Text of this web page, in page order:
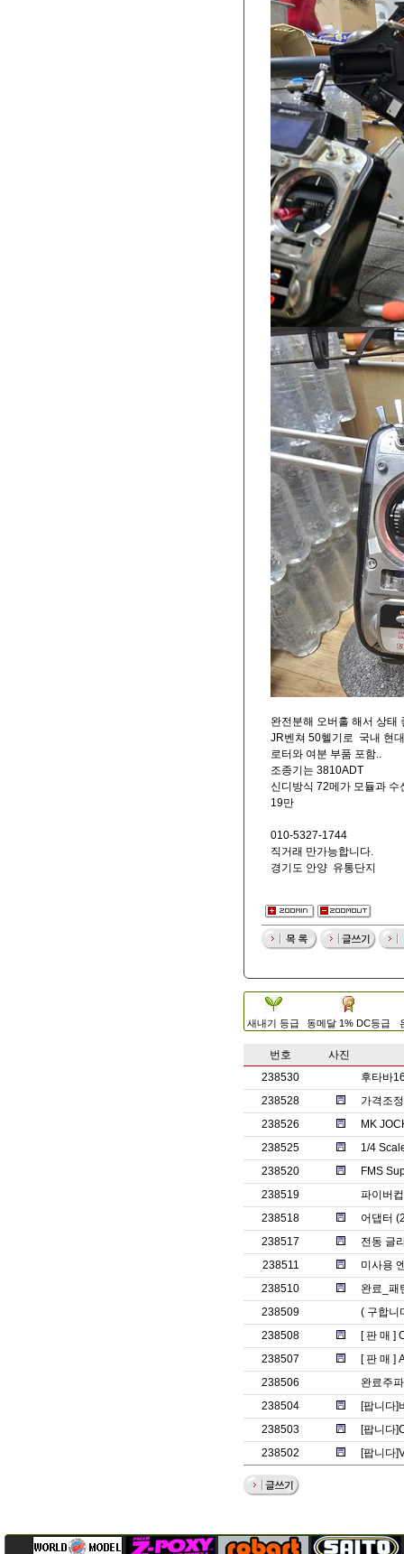
완전분해 오버홀 해서 상태
JR벤쳐 50헬기로 국내 현
로터와 여분 부품 포함..
조종기는 3810ADT
신디방식 72메가 모듈과
19만
010-5327-1744
직거래 만가능합니다.
경기도 안양 유통단지
새내기 등급 동메달 1% DC등급
번호
사진
238530
후타바
238528
가격조
238526
MK
238525
1/4
238520
FMS
238519
파이버
238518
어댑터
238517
전동 글
238511
미사용
238510
완료_패
238509
( 구합니
238508
[ 판 매 ]
238507
[ 판 매 ]
238506
완료주
238504
[팝니다]
238503
[팝니다
238502
[팝니다